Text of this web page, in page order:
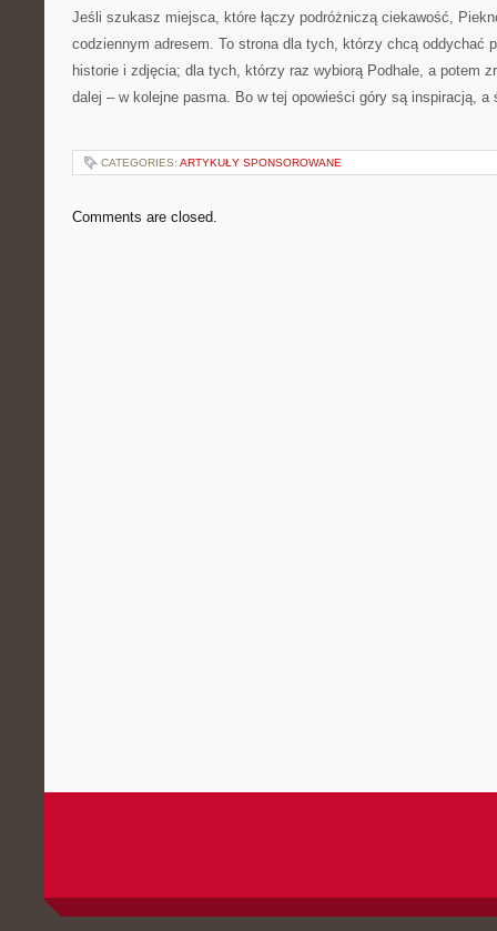
Jeśli szukasz miejsca, które łączy podróżniczą ciekawość,
codziennym adresem. To strona dla tych, którzy chcą oddychać
historie i zdjęcia; dla tych, którzy raz wybiorą Podhale, a potem
dalej – w kolejne pasma. Bo w tej opowieści góry są inspiracją, a
CATEGORIES: ARTYKUŁY SPONSOROWANE
Comments are closed.